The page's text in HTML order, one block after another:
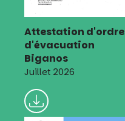
Attestation d'ordre
d'évacuation
Biganos
Juillet 2026